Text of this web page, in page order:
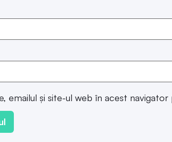
emailul și site-ul web în acest